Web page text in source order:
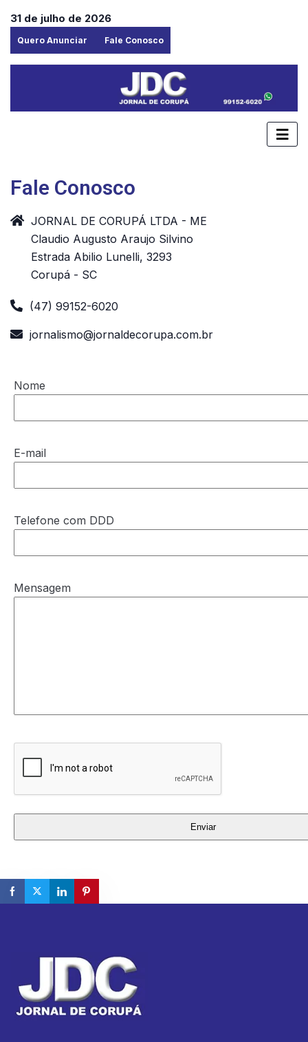
31 de julho de 2026
Quero Anunciar Fale Conosco
Fale Conosco
JORNAL DE CORUPÁ LTDA - ME
Claudio Augusto Araujo Silvino
Estrada Abilio Lunelli, 3293
Corupá - SC
(47) 99152-6020
jornalismo@jornaldecorupa.com.br
Nome
E-mail
Telefone com DDD
Mensagem